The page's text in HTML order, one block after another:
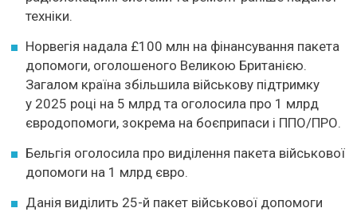
техніки.
Норвегія надала £100 млн на фінансування пакета
допомоги, оголошеного Великою Британією.
Загалом країна збільшила військову підтримку
у 2025 році на 5 млрд та оголосила про 1 млрд
євродопомоги, зокрема на боєприпаси і ППО/ПРО.
Бельгія оголосила про виділення пакета військової
допомоги на 1 млрд євро.
Данія виділить 25-й пакет військової допомоги